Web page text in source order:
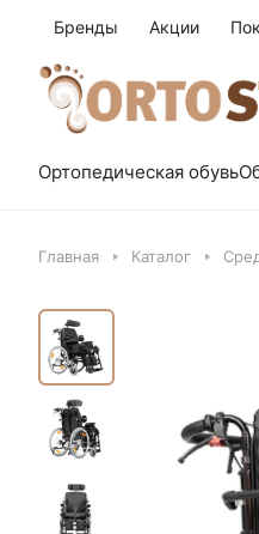
Бренды Акции
Ортопедическая обувь
Главная Каталог